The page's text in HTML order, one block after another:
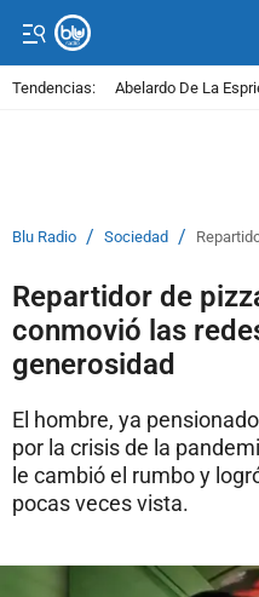
Tendencias: Abelardo De La
Blu Radio / Sociedad /
Repartidor de
conmovió las
generosidad
El hombre, ya
por la crisis de la
le cambió el rumbo y
pocas veces vista.